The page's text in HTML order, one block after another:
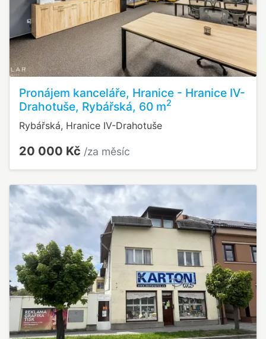
Pronájem kanceláře, Hranice - Hranice IV-
Drahotuše, Rybářská, 60 m2
Rybářská, Hranice IV-Drahotuše
20 000 Kč /za měsíc